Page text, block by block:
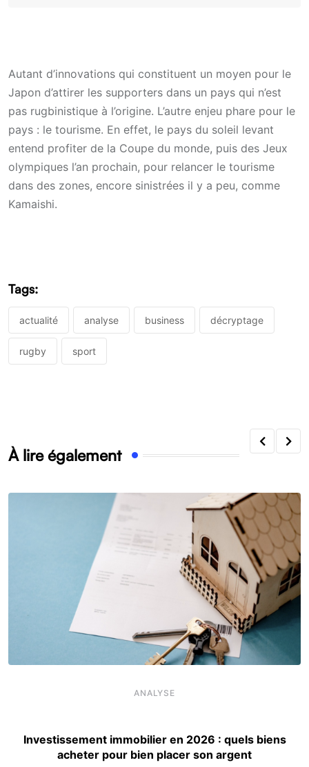
Autant d’innovations qui constituent un moyen pour le
Japon d’attirer les supporters dans un pays qui n’est
pas rugbinistique à l’origine. L’autre enjeu phare pour le
pays : le tourisme. En effet, le pays du soleil levant
entend profiter de la Coupe du monde, puis des Jeux
olympiques l’an prochain, pour relancer le tourisme
dans des zones, encore sinistrées il y a peu, comme
Kamaishi.
Tags:
actualité analyse business décryptage
rugby sport
À lire également
ANALYSE
Investissement immobilier en 2026 : quels biens
acheter pour bien placer son argent